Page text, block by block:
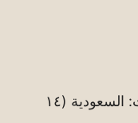
المنتخب الأكثر حصولاً على الإنذارات: السعودية (١٤